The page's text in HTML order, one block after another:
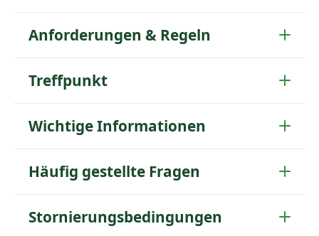
Anforderungen & Regeln
Treffpunkt
Wichtige Informationen
Häufig gestellte Fragen
Stornierungsbedingungen